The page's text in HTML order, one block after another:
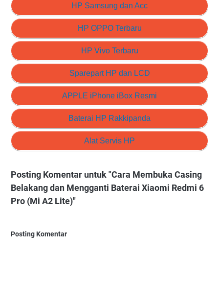
HP Samsung dan Acc
HP OPPO Terbaru
HP Vivo Terbaru
Sparepart HP dan LCD
APPLE iPhone iBox Resmi
Baterai HP Rakkipanda
Alat Servis HP
Posting Komentar untuk "Cara Membuka Casing
Belakang dan Mengganti Baterai Xiaomi Redmi 6
Pro (Mi A2 Lite)"
Posting Komentar